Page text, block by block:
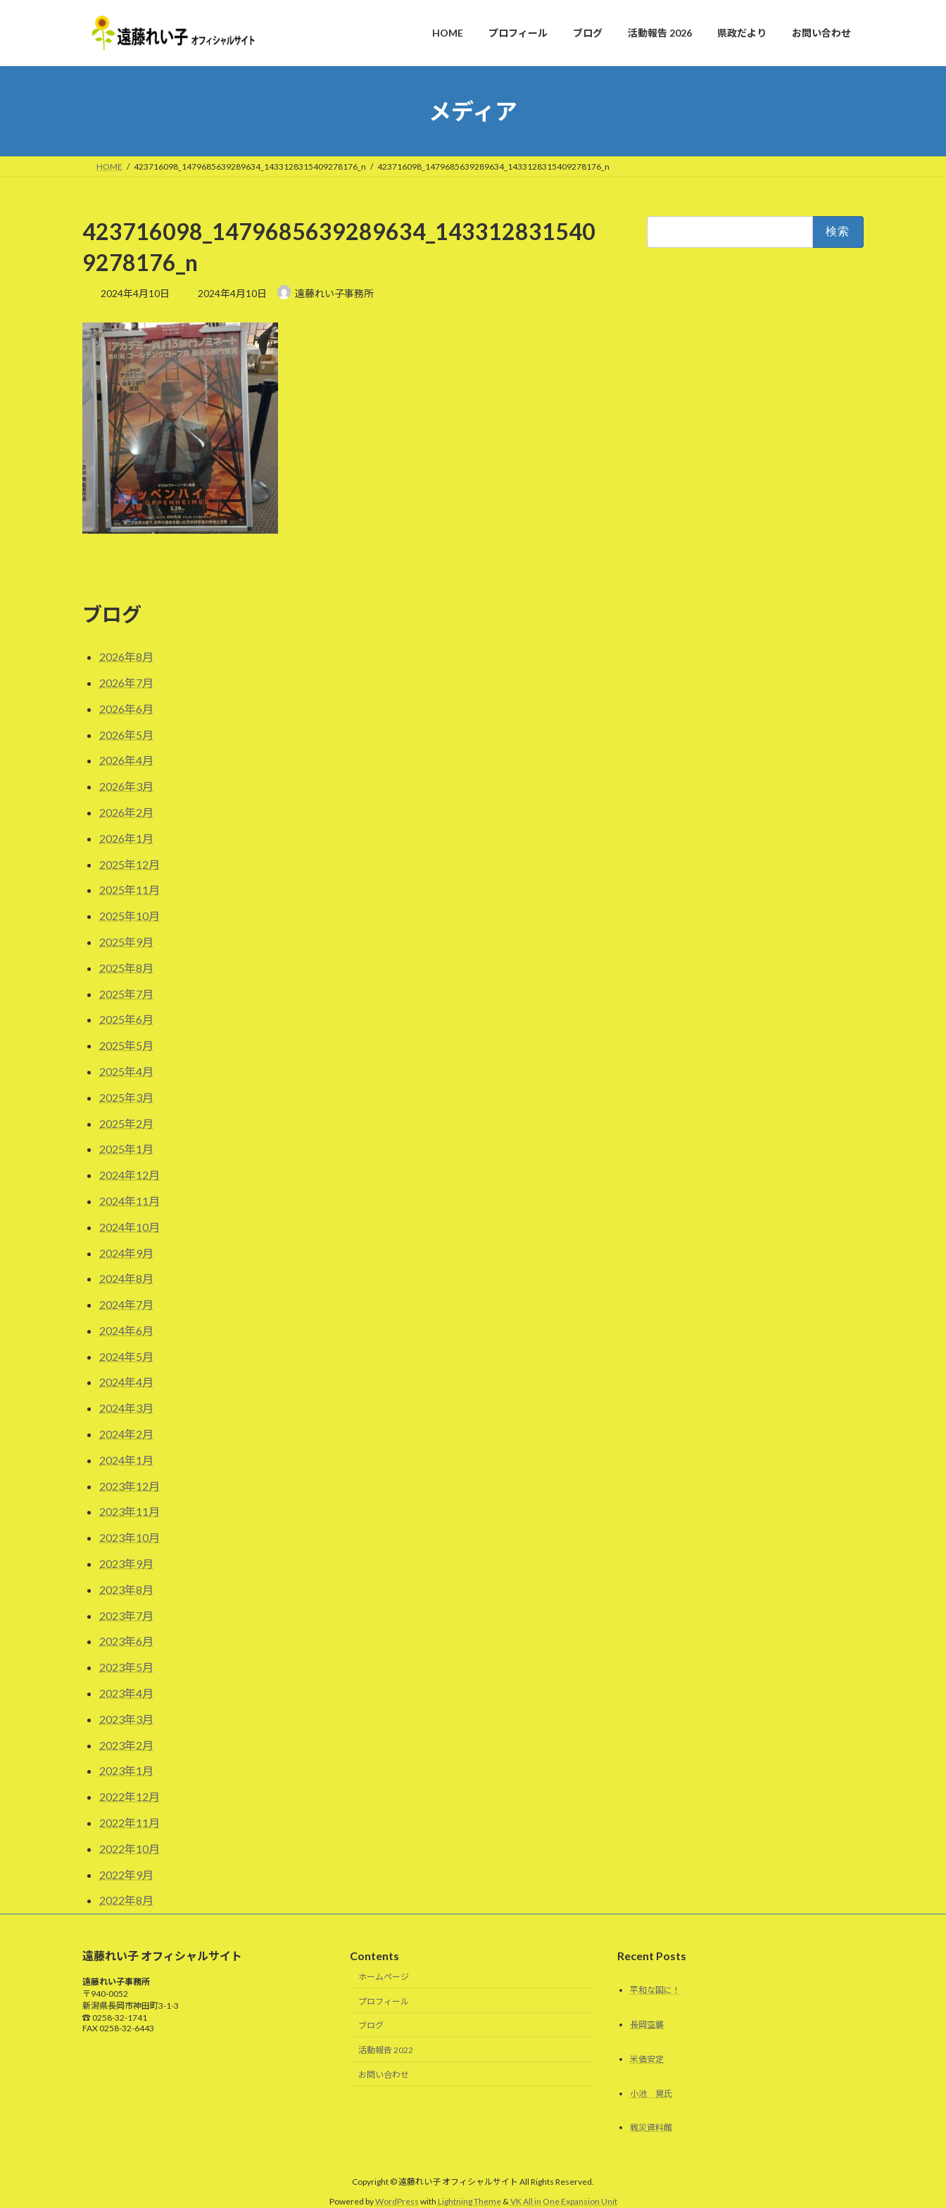
プ
動
HOME プロフィール ブログ 活動報告 2026 県政だより お問い合わせ
メディア
HOME 423716098_1479685639289634_1433128315409278176_n 423716098_1479685639289634_1433128315409278176_n
423716098_1479685639289634_143312831540
9278176_n
2024年4月10日
最
新
日
時
:
2024年4月10日 遠藤れい子事務所
ブログ
2026年8月
2026年7月
2026年6月
2026年5月
2026年4月
2026年3月
2026年2月
2026年1月
2025年12月
2025年11月
2025年10月
2025年9月
2025年8月
2025年7月
2025年6月
2025年5月
2025年4月
2025年3月
2025年2月
2025年1月
2024年12月
2024年11月
2024年10月
2024年9月
2024年8月
2024年7月
2024年6月
2024年5月
2024年4月
2024年3月
2024年2月
2024年1月
2023年12月
2023年11月
2023年10月
2023年9月
2023年8月
2023年7月
2023年6月
2023年5月
2023年4月
2023年3月
2023年2月
2023年1月
2022年12月
2022年11月
2022年10月
2022年9月
2022年8月
遠藤れい子 オフィシャルサイト
遠藤れい子事務所
〒940-0052
新潟県長岡市神田町3-1-3
☎ 0258-32-1741
FAX 0258-32-6443
Contents
ホームページ
プロフィール
ブログ
活動報告 2022
お問い合わせ
Recent Posts
平和な国に！
長岡空襲
米価安定
小池 晃氏
戦災資料館
Copyright © 遠藤れい子 オフィシャルサイト All Rights Reserved.
Powered byWordPress with Lightning Theme& VK All in One Expansion Unit